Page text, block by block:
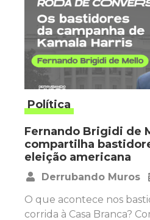
Política
Fernando Brigidi de
compartilha
eleição americana
Derrubando Muros
O que acontece nos
corrida à Casa Branca?